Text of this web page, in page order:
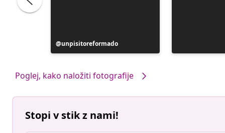
Objavo
je
unpisitoreformado
Poglej, kako naložiti fotografije
Stopi v stik z nami!